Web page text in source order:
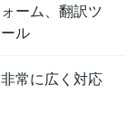
ォーム、翻訳ツ
ール
非常に広く対応